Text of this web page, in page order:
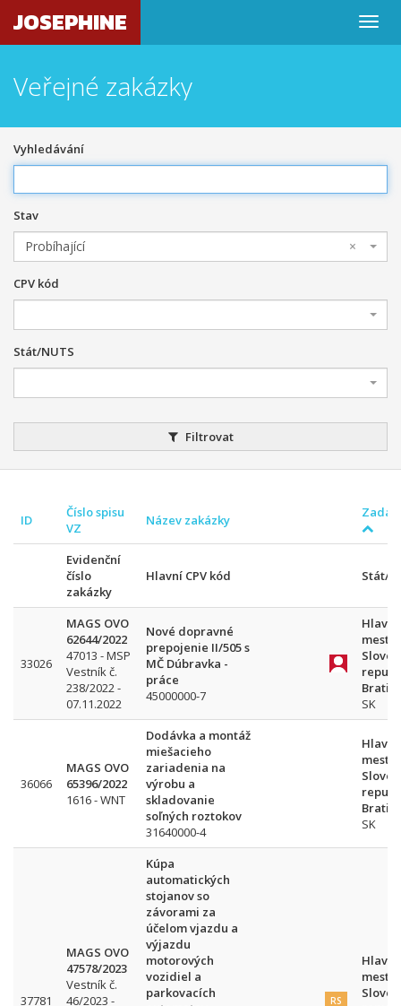
JOSEPHINE
Veřejné zakázky
Vyhledávání
Stav
×
Probíhající
CPV kód
Stát/NUTS
Filtrovat
ID
Číslo spisu
VZ
Název zakázky
Evidenční
číslo
zakázky
Hlavní CPV kód Stát/
33026
MAGS OVO
62644/2022
47013 - MSP
Vestník č.
238/2022 -
07.11.2022
Nové dopravné
prepojenie II/505 s
MČ Dúbravka -
práce
45000000-7
Hlavné
mesto
SK
36066
MAGS OVO
65396/2022
1616 - WNT
Dodávka a montáž
miešacieho
zariadenia na
výrobu a
skladovanie
soľných roztokov
31640000-4
Hlavné
mesto
SK
37781
MAGS OVO
47578/2023
Vestník č.
46/2023 -
Kúpa
automatických
stojanov so
závorami za
účelom vjazdu a
výjazdu
motorových
vozidiel a
parkovacích
RS
Hlavné
mesto